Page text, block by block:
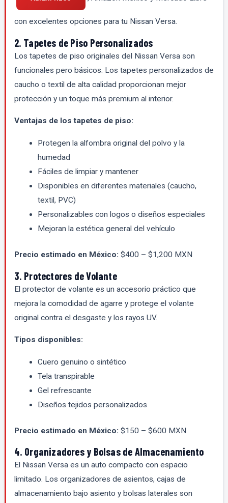
con excelentes opciones para tu Nissan Versa.
2. Tapetes de Piso Personalizados
Los tapetes de piso originales del Nissan Versa son
funcionales pero básicos. Los tapetes personalizados de
caucho o textil de alta calidad proporcionan mejor
protección y un toque más premium al interior.
Ventajas de los tapetes de piso:
Protegen la alfombra original del polvo y la
humedad
Fáciles de limpiar y mantener
Disponibles en diferentes materiales (caucho,
textil, PVC)
Personalizables con logos o diseños especiales
Mejoran la estética general del vehículo
Precio estimado en México: $400 – $1,200 MXN
3. Protectores de Volante
El protector de volante es un accesorio práctico que
mejora la comodidad de agarre y protege el volante
original contra el desgaste y los rayos UV.
Tipos disponibles:
Cuero genuino o sintético
Tela transpirable
Gel refrescante
Diseños tejidos personalizados
Precio estimado en México: $150 – $600 MXN
4. Organizadores y Bolsas de Almacenamiento
El Nissan Versa es un auto compacto con espacio
limitado. Los organizadores de asientos, cajas de
almacenamiento bajo asiento y bolsas laterales son